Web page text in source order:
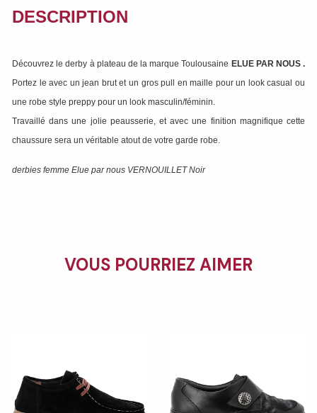
DESCRIPTION
Découvrez le derby à plateau de la marque Toulousaine ELUE PAR NOUS .
Portez le avec un jean brut et un gros pull en maille pour un look casual ou
une robe style preppy pour un look masculin/féminin.
Travaillé dans une jolie peausserie, et avec une finition magnifique cette
chaussure sera un véritable atout de votre garde robe.
derbies femme Elue par nous VERNOUILLET Noir
VOUS POURRIEZ AIMER